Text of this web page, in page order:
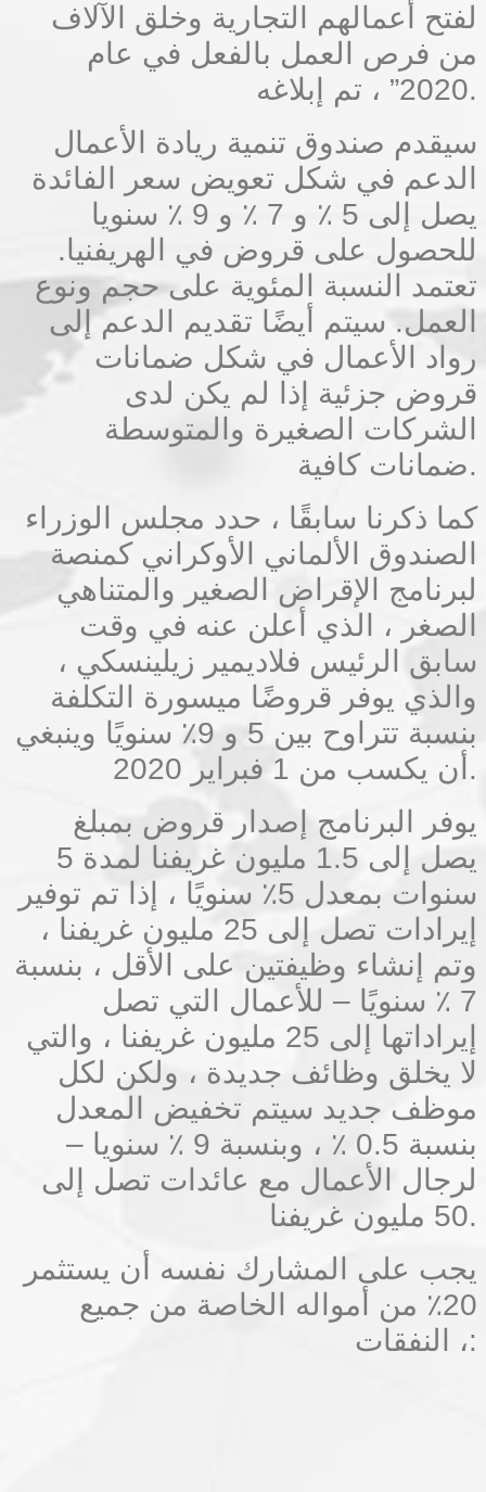
لفتح أعمالهم التجارية وخلق الآلاف
من فرص العمل بالفعل في عام
2020” ، تم إبلاغه.
سيقدم صندوق تنمية ريادة الأعمال
الدعم في شكل تعويض سعر الفائدة
يصل إلى 5 ٪ و 7 ٪ و 9 ٪ سنويا
للحصول على قروض في الهريفنيا.
تعتمد النسبة المئوية على حجم ونوع
العمل. سيتم أيضًا تقديم الدعم إلى
رواد الأعمال في شكل ضمانات
قروض جزئية إذا لم يكن لدى
الشركات الصغيرة والمتوسطة
ضمانات كافية.
كما ذكرنا سابقًا ، حدد مجلس الوزراء
الصندوق الألماني الأوكراني كمنصة
لبرنامج الإقراض الصغير والمتناهي
الصغر ، الذي أعلن عنه في وقت
سابق الرئيس فلاديمير زيلينسكي ،
والذي يوفر قروضًا ميسورة التكلفة
بنسبة تتراوح بين 5 و 9٪ سنويًا وينبغي
أن يكسب من 1 فبراير 2020.
يوفر البرنامج إصدار قروض بمبلغ
يصل إلى 1.5 مليون غريفنا لمدة 5
سنوات بمعدل 5٪ سنويًا ، إذا تم توفير
إيرادات تصل إلى 25 مليون غريفنا ،
وتم إنشاء وظيفتين على الأقل ، بنسبة
7 ٪ سنويًا – للأعمال التي تصل
إيراداتها إلى 25 مليون غريفنا ، والتي
لا يخلق وظائف جديدة ، ولكن لكل
موظف جديد سيتم تخفيض المعدل
بنسبة 0.5 ٪ ، وبنسبة 9 ٪ سنويا –
لرجال الأعمال مع عائدات تصل إلى
50 مليون غريفنا.
يجب على المشارك نفسه أن يستثمر
20٪ من أمواله الخاصة من جميع
النفقات ،: